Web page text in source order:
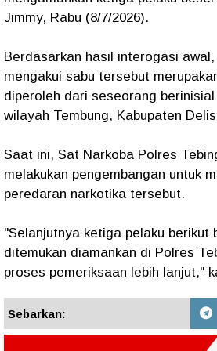
Jimmy, Rabu (8/7/2026).
Berdasarkan hasil interogasi
mengakui sabu tersebut
diperoleh dari seseorang
wilayah Tembung, Kabupaten
Saat ini, Sat Narkoba Polres
melakukan pengembangan untuk
peredaran narkotika tersebut.
"Selanjutnya ketiga pelaku berikut
ditemukan diamankan di Polres
proses pemeriksaan lebih lanjut,"
Sebarkan: